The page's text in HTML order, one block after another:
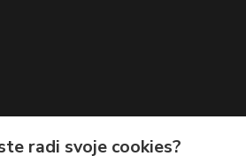
radi svoje cookies?